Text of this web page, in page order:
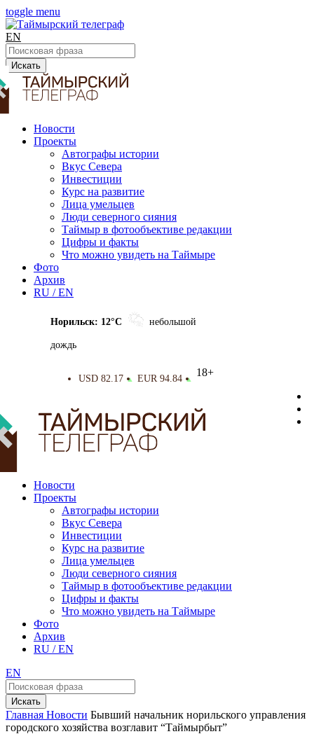
toggle menu
EN
Искать
Новости
Проекты
Автографы истории
Вкус Севера
Инвестиции
Курс на развитие
Лица умельцев
Люди северного сияния
Таймыр в фотообъективе редакции
Цифры и факты
Что можно увидеть на Таймыре
Фото
Архив
RU / EN
Норильск: 12°C небольшой
дождь
USD 82.17 ▲ EUR 94.84 ▲
18+
Новости
Проекты
Автографы истории
Вкус Севера
Инвестиции
Курс на развитие
Лица умельцев
Люди северного сияния
Таймыр в фотообъективе редакции
Цифры и факты
Что можно увидеть на Таймыре
Фото
Архив
RU / EN
EN
Искать
Главная Новости Бывший начальник норильского управления
городского хозяйства возглавит “Таймырбыт”